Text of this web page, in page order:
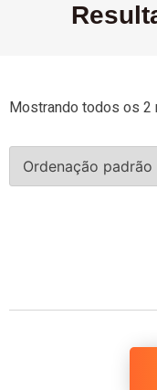
Mostrando todos os 2